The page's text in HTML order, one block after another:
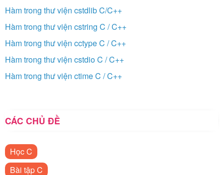
Hàm trong thư viện cstdlib C/C++
Hàm trong thư viện cstring C / C++
Hàm trong thư viện cctype C / C++
Hàm trong thư viện cstdio C / C++
Hàm trong thư viện ctime C / C++
CÁC CHỦ ĐỀ
Học C
Bài tập C